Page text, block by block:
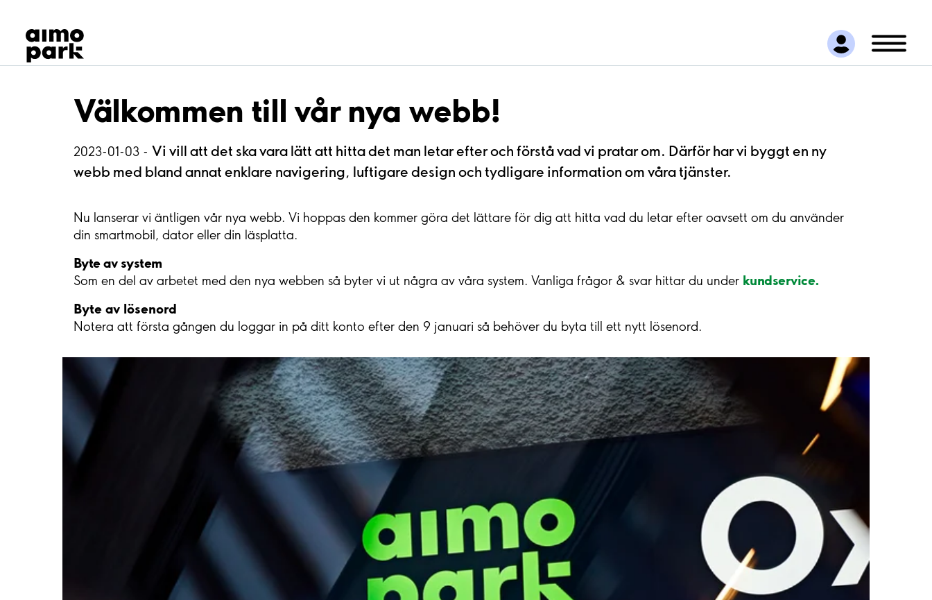
Hitta parkering
Samarbete
Kundservice
Om Aimo Park
Välkommen till vår nya webb!
2023-01-03 - Vi vill att det ska vara lätt att hitta det man letar efter och förstå vad vi pratar om. Därför har vi byggt en ny
webb med bland annat enklare navigering, luftigare design och tydligare information om våra tjänster.
Nu lanserar vi äntligen vår nya webb. Vi hoppas den kommer göra det lättare för dig att hitta vad du letar efter oavsett om du använder
din smartmobil, dator eller din läsplatta.
Byte av system
Som en del av arbetet med den nya webben så byter vi ut några av våra system. Vanliga frågor & svar hittar du under kundservice.
Byte av lösenord
Notera att första gången du loggar in på ditt konto efter den 9 januari så behöver du byta till ett nytt lösenord.